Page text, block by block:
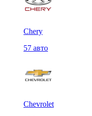
Chery
57 авто
Chevrolet